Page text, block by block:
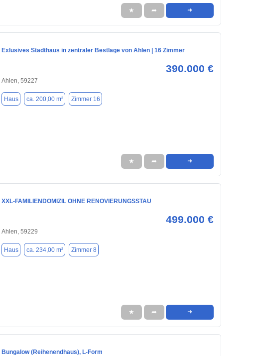
★ ➦ ➜
Exlusives Stadthaus in zentraler Bestlage von Ahlen | 16 Zimmer
390.000 €
Ahlen, 59227
Haus ca. 200,00 m² Zimmer 16
★ ➦ ➜
XXL-FAMILIENDOMIZIL OHNE RENOVIERUNGSSTAU
499.000 €
Ahlen, 59229
Haus ca. 234,00 m² Zimmer 8
★ ➦ ➜
Bungalow (Reihenendhaus), L-Form